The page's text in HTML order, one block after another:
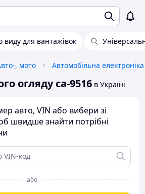
виду для вантажівок
, мото Автомобільна електроніка
огляду ca-9516 в Україні
авто, VIN або вибери зі
швидше знайти потрібні
або